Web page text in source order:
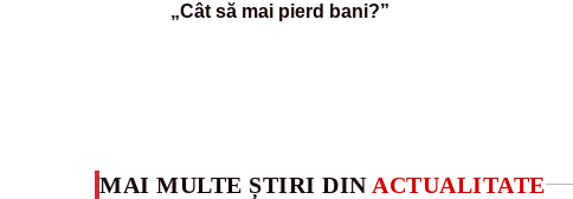
„Cât să mai pierd bani?”
MAI MULTE ȘTIRI DIN ACTUALITATE